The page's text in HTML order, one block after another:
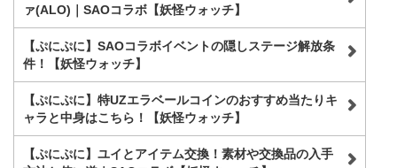
ァ(ALO)｜SAOコラボ【妖怪ウォッチ】
【ぷにぷに】SAOコラボイベントの隠しステージ解放条
件！【妖怪ウォッチ】
【ぷにぷに】特UZエラベールコインのおすすめ当たりキ
ャラと中身はこちら！【妖怪ウォッチ】
【ぷにぷに】ユイとアイテム交換！素材や交換品の入手